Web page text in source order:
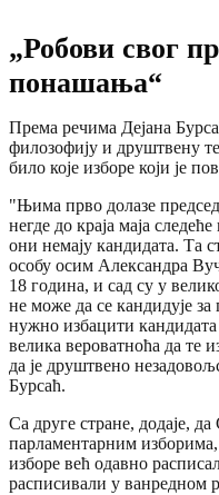
„Робови свог
понашања“
Према речима Дејана
филозофију и друштвену
било које изборе који је
"Њима прво долазе
негде до краја маја
они немају кандидата. Та
особу осим Александра
18 година, и сад су у
не може да се кандидује
нужно избацити кандидата
велика вероватноћа да те
да је друштвено
Бурсаћ.
Са друге стране, додаје,
парламентарним
изборе већ одавно
расписивали у ванредном